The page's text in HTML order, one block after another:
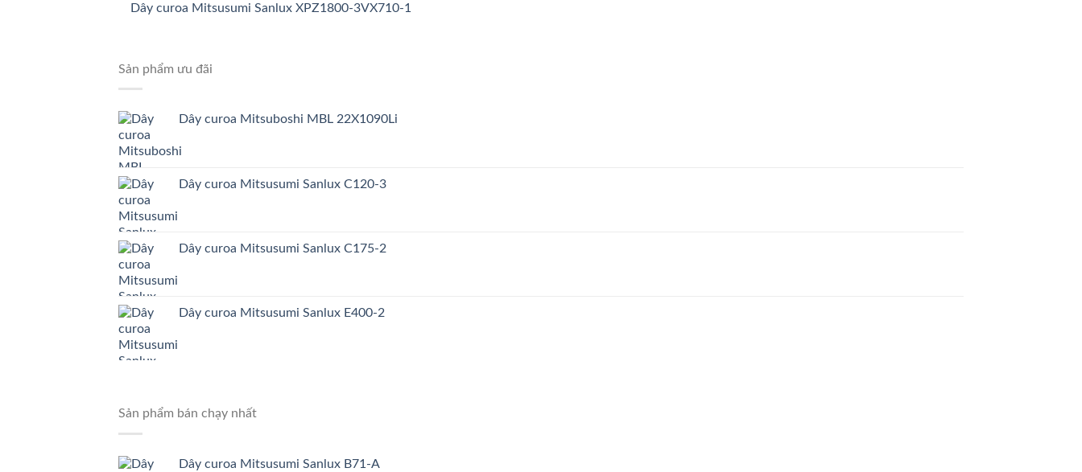
Dây curoa Mitsusumi Sanlux XPZ1800-3VX710-1
Sản phẩm ưu đãi
Dây curoa Mitsuboshi MBL 22X1090Li
Dây curoa Mitsusumi Sanlux C120-3
Dây curoa Mitsusumi Sanlux C175-2
Dây curoa Mitsusumi Sanlux E400-2
Sản phẩm bán chạy nhất
Dây curoa Mitsusumi Sanlux B71-A